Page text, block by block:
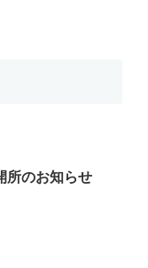
所のお知らせ